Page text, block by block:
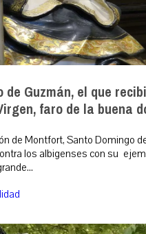
de Guzmán, el que
faro de la buena
de Montfort, Santo Domingo
los albigenses con su